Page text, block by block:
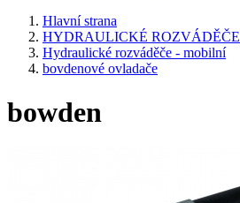
Hlavní strana
HYDRAULICKÉ ROZVÁDĚČE
Hydraulické rozváděče - mobilní
bovdenové ovladače
bowden